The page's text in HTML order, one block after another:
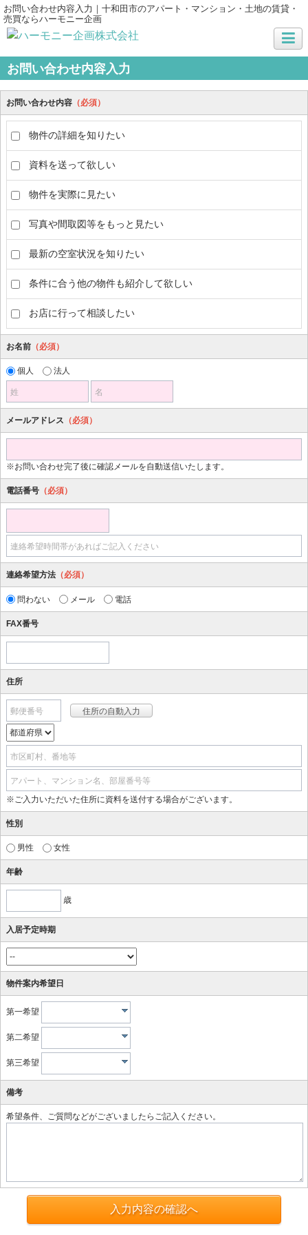
お問い合わせ内容入力｜十和田市のアパート・マンション・土地の賃貸・
売買ならハーモニー企画
お問い合わせ内容入力
お問い合わせ内容 （必須）
物件の詳細を知りたい
資料を送って欲しい
物件を実際に見たい
写真や間取図等をもっと見たい
最新の空室状況を知りたい
条件に合う他の物件も紹介して欲しい
お店に行って相談したい
お名前 （必須）
個人 法人
姓 名
メールアドレス （必須）
※お問い合わせ完了後に確認メールを自動送信いたします。
電話番号 （必須）
連絡希望時間帯があればご記入ください
連絡希望方法 （必須）
問わない メール 電話
FAX番号
住所
郵便番号
市区町村、番地等
アパート、マンション名、部屋番号等
※ご入力いただいた住所に資料を送付する場合がございます。
性別
男性 女性
年齢
歳
入居予定時期
物件案内希望日
第一希望
第二希望
第三希望
備考
希望条件、ご質問などがございましたらご記入ください。
入力内容の確認へ